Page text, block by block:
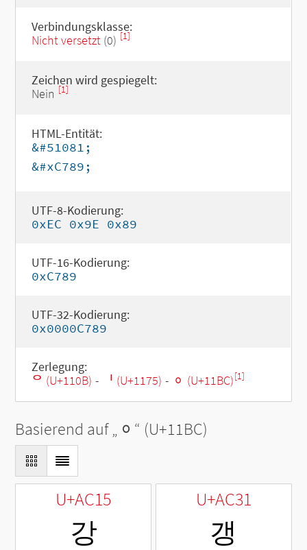
Verbindungsklasse:
Nicht versetzt(0) [1]
Zeichen wird gespiegelt:
Nein [1]
HTML-Entität:
&#51081;
&#xC789;
UTF-8-Kodierung:
0xEC 0x9E 0x89
UTF-16-Kodierung:
0xC789
UTF-32-Kodierung:
0x0000C789
Zerlegung:
ᄋ (U+110B) - ᅵ (U+1175) - ᆼ (U+11BC)[1]
Basierend auf „ ᆼ “ (U+11BC)
U+AC15
강
U+AC31
갱